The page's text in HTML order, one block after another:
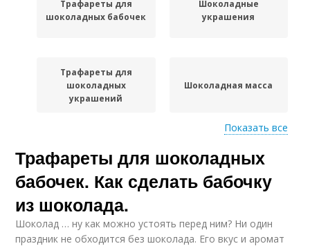
Трафареты для
шоколадных бабочек
Шоколадные
украшения
Трафареты для
шоколадных
украшений
Шоколадная масса
Трафареты для
шоколадных узоров
Трафареты для
украшения
Шоколадные бабочки
Показать все
Трафареты для шоколадных
бабочек. Как сделать бабочку
из шоколада.
Шоколад … ну как можно устоять перед ним? Ни один
праздник не обходится без шоколада. Его вкус и аромат